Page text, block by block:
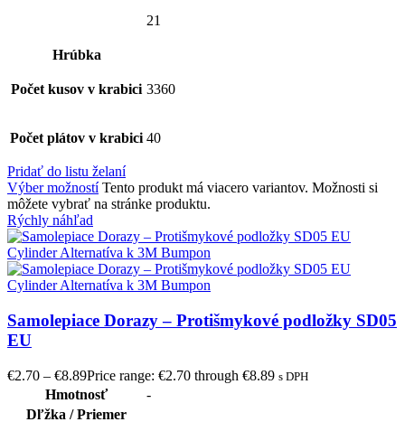
21
Hrúbka
Počet kusov v krabici 3360
Počet plátov v krabici 40
Pridať do listu želaní
Výber možností Tento produkt má viacero variantov. Možnosti si
môžete vybrať na stránke produktu.
Rýchly náhľad
Samolepiace Dorazy – Protišmykové podložky SD05
EU
€2.70 – €8.89Price range: €2.70 through €8.89 s DPH
Hmotnosť
-
Dľžka / Priemer